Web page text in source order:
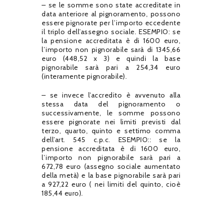
– se le somme sono state accreditate in
data anteriore al pignoramento, possono
essere pignorate per l’importo eccedente
il triplo dell’assegno sociale. ESEMPIO: se
la pensione accreditata è di 1600 euro,
l’importo non pignorabile sarà di 1345,66
euro (448,52 x 3) e quindi la base
pignorabile sarà pari a 254,34 euro
(interamente pignorabile).
– se invece l’accredito è avvenuto alla
stessa data del pignoramento o
successivamente, le somme possono
essere pignorate nei limiti previsti dal
terzo, quarto, quinto e settimo comma
dell’art. 545 c.p.c. ESEMPIO:: se la
pensione accreditata è di 1600 euro,
l’importo non pignorabile sarà pari a
672,78 euro (assegno sociale aumentato
della metà) e la base pignorabile sarà pari
a 927,22 euro ( nei limiti del quinto, cioè
185,44 euro).